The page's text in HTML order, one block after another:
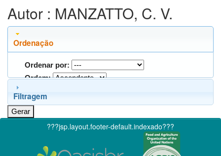
Autor : MANZATTO, C. V.
Ordenação
Ordenar por:
Ordem:
Filtragem
???jsp.layout.footer-default.indexado???